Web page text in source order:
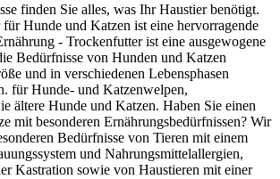
finden Sie alles, was Ihr Haustier benötigt.
Hunde und Katzen ist eine hervorragende
- Trockenfutter ist eine ausgewogene
Bedürfnisse von Hunden und Katzen
und in verschiedenen Lebensphasen
für Hunde- und Katzenwelpen,
ältere Hunde und Katzen. Haben Sie einen
mit besonderen Ernährungsbedürfnissen? Wir
Bedürfnisse von Tieren mit einem
und Nahrungsmittelallergien,
Kastration sowie von Haustieren mit einer